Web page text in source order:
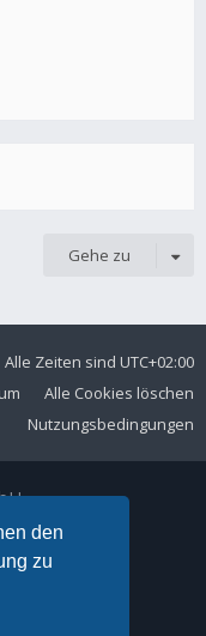
den
zu
Gehe zu
Alle Zeiten sind UTC+02:00
Alle Cookies löschen
Nutzungsbedingungen
61